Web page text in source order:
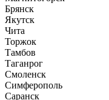
Брянск
Якутск
Чита
Торжок
Тамбов
Таганрог
Смоленск
Симферополь
Саранск